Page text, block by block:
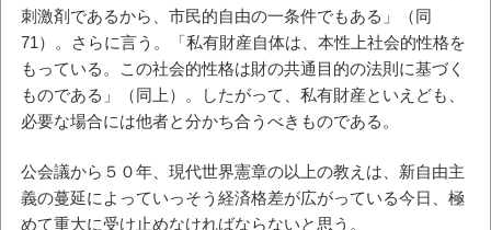
刺激剤であるから、市民的自由の一条件でもある」（同
71）。さらに言う。「私有財産自体は、本性上社会的性格を
もっている。この社会的性格は財の共通目的の法則に基づく
ものである」（同上）。したがって、私有財産といえども、
必要な場合には他者と分かち合うべきものである。
公会議から５０年、現代世界憲章の以上の教えは、新自由主
義の蔓延によっていっそう経済格差が広がっている今日、極
めて重大に受け止めなければならないと思う。